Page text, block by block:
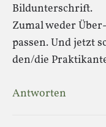
Bildunterschrift.
Zumal weder
passen. Und jetzt
den/die
Antworten